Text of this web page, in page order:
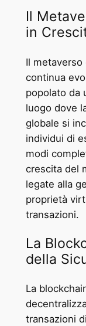
Il
in
Il
continua
popolato da
luogo dove
globale si
individui di
modi
crescita del
legate alla
proprietà
transazioni.
La
della
La
transazioni